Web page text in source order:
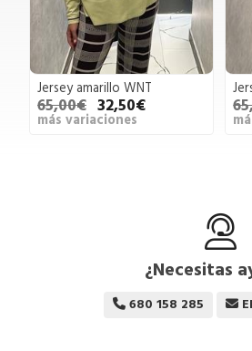
Jersey amarillo WNT
65,00€ 32,50€
más variaciones
¿Necesitas
680 158 285